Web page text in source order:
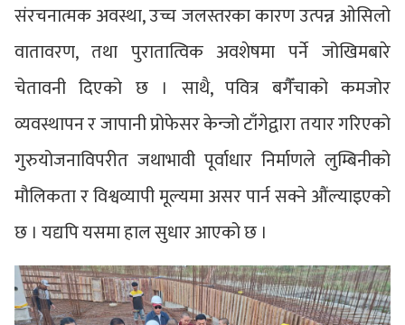
संरचनात्मक अवस्था, उच्च जलस्तरका कारण उत्पन्न ओसिलो
वातावरण, तथा पुरातात्विक अवशेषमा पर्ने जोखिमबारे
चेतावनी दिएको छ । साथै, पवित्र बगैँचाको कमजोर
व्यवस्थापन र जापानी प्रोफेसर केन्जो टाँगेद्वारा तयार गरिएको
गुरुयोजनाविपरीत जथाभावी पूर्वाधार निर्माणले लुम्बिनीको
मौलिकता र विश्वव्यापी मूल्यमा असर पार्न सक्ने औंल्याइएको
छ । यद्यपि यसमा हाल सुधार आएको छ ।